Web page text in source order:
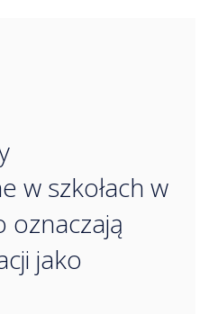
w szkołach w
oznaczają
jako